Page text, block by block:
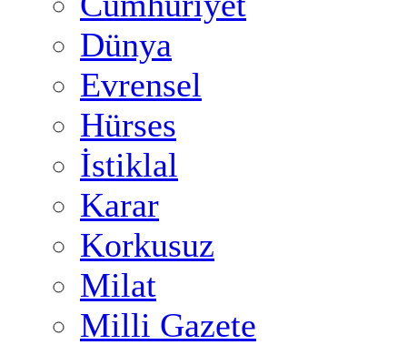
Dünya
Evrensel
Hürses
İstiklal
Karar
Korkusuz
Milat
Milli Gazete